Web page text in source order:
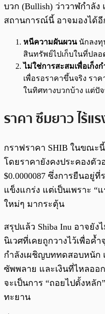
บวก (Bullish) ว่าวาฬกำลัง
สถานการณ์นี้ อาจมองได้อี
หนีความผันผวนนักลงทุ
สินทรัพย์ไปเก็บในที่ปล
ไม่ใช่การสะสมเพื่อเก็งก
เพื่อรอราคาขึ้นจริง รา
ในทิศทางบวกบ้าง แต่ปั
ราคา ซึมยาว ไร้แ
กราฟราคา SHIB ในขณะ
โดยราคายังคงประคองตั
$0.0000087 ซึ่งการยืนอยู่
แข็งแกร่ง แต่เป็นเพราะ “
ใหม่ๆ มากระตุ้น
สรุปแล้ว Shiba Inu อาจยั
นิเวศที่เคยถูกวางไว้เพื่อค้
กำลังเผชิญบททดสอบหนัก
ซัพพลาย และเงินที่ไหลออ
จะเป็นการ “ถอยไปตั้งหลั
ทะยาน